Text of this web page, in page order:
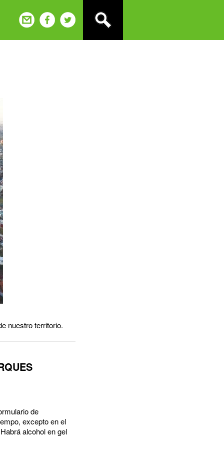
nuestro territorio.
de
excepto en el
alcohol en gel